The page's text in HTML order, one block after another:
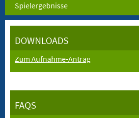
Spielergebnisse
DOWNLOADS
Zum Aufnahme-Antrag
FAQS